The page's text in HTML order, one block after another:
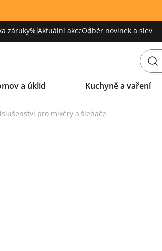
záruky% Aktuální akceOdběr novinek a slev
a úklid Kuchyně a vaření
pro mixéry a šlehače